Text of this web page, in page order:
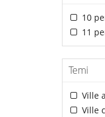
10
11
Temi
Ville
Ville